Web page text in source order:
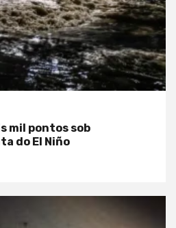
mil pontos sob
do El Niño